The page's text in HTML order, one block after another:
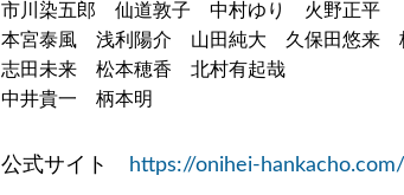
市川染五郎 仙道敦子 中村ゆり 火野正平
本宮泰風 浅利陽介 山田純大 久保田悠来
志田未来 松本穂香 北村有起哉
中井貴一 柄本明
公式サイト https://onihei-